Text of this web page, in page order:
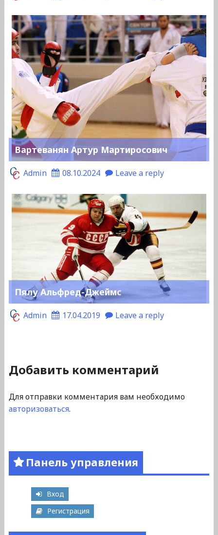
Вартеванян Артур Мартиросович
Admin 08.10.2024 Leave a reply
Пялу Альфред-Джеймс
Admin 17.04.2019 Leave a reply
Добавить комментарий
Для отправки комментария вам необходимо
авторизоваться.
Панель управления
Вход
Регистрация